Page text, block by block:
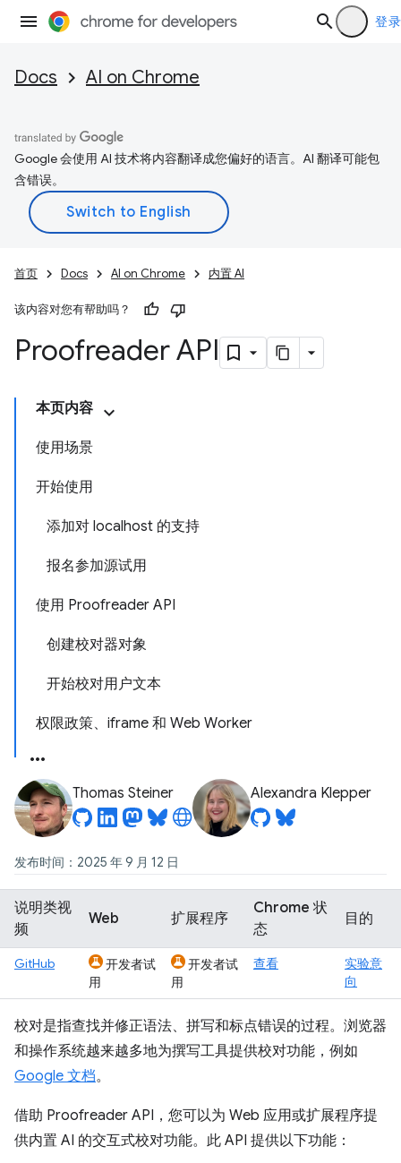
登录
Docs AI on Chrome
Google 会使用 AI 技术将内容翻译成您偏好的语言。AI 翻译可能包
含错误。
首页 Docs AI on Chrome 内置 AI
该内容对您有帮助吗？
Proofreader API
本页内容
使用场景
开始使用
添加对 localhost 的支持
报名参加源试用
使用 Proofreader API
创建校对器对象
开始校对用户文本
权限政策、iframe 和 Web Worker
Thomas Steiner Alexandra Klepper
发布时间：2025 年 9 月 12 日
说明类视
频
Web 扩展程序
Chrome 状
态
目的
GitHub
开发者试
用
开发者试
用
查看
实验意
向
校对是指查找并修正语法、拼写和标点错误的过程。浏览器
和操作系统越来越多地为撰写工具提供校对功能，例如
Google 文档。
借助 Proofreader API，您可以为 Web 应用或扩展程序提
供内置 AI 的交互式校对功能。此 API 提供以下功能：